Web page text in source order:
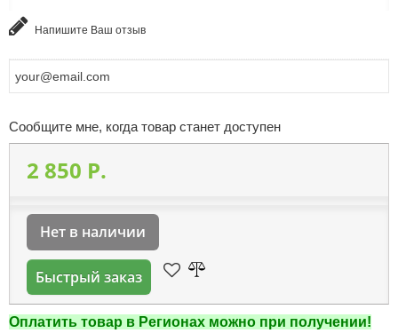
Напишите Ваш отзыв
Сообщите мне, когда товар станет доступен
2 850 P.
Нет в наличии
Быстрый заказ
Оплатить товар в Регионах можно при получении!